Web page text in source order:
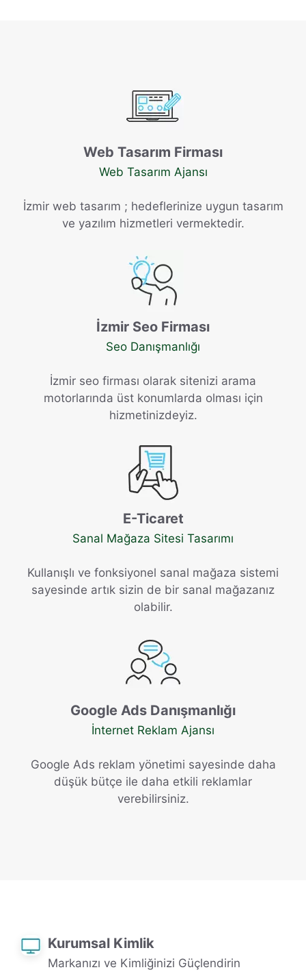
Web Tasarım Firması
Web Tasarım Ajansı
İzmir web tasarım ; hedeflerinize uygun tasarım
ve yazılım hizmetleri vermektedir.
İzmir Seo Firması
Seo Danışmanlığı
İzmir seo firması olarak sitenizi arama
motorlarında üst konumlarda olması için
hizmetinizdeyiz.
E-Ticaret
Sanal Mağaza Sitesi Tasarımı
Kullanışlı ve fonksiyonel sanal mağaza sistemi
sayesinde artık sizin de bir sanal mağazanız
olabilir.
Google Ads Danışmanlığı
İnternet Reklam Ajansı
Google Ads reklam yönetimi sayesinde daha
düşük bütçe ile daha etkili reklamlar
verebilirsiniz.
Kurumsal Kimlik
Markanızı ve Kimliğinizi Güçlendirin